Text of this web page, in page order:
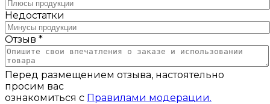
Недостатки
Отзыв *
Перед размещением отзыва, настоятельно
просим вас
ознакомиться с Правилами модерации.